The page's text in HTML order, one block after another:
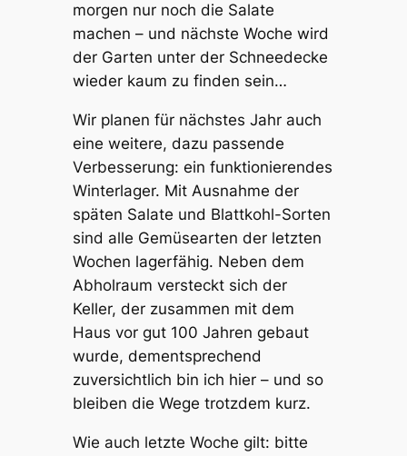
morgen nur noch die Salate
machen – und nächste Woche wird
der Garten unter der Schneedecke
wieder kaum zu finden sein…
Wir planen für nächstes Jahr auch
eine weitere, dazu passende
Verbesserung: ein funktionierendes
Winterlager. Mit Ausnahme der
späten Salate und Blattkohl-Sorten
sind alle Gemüsearten der letzten
Wochen lagerfähig. Neben dem
Abholraum versteckt sich der
Keller, der zusammen mit dem
Haus vor gut 100 Jahren gebaut
wurde, dementsprechend
zuversichtlich bin ich hier – und so
bleiben die Wege trotzdem kurz.
Wie auch letzte Woche gilt: bitte